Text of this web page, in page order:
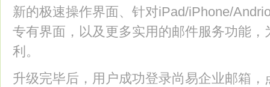
新的极速操作界面、针对iPad/iPhone/
专有界面，以及更多实用的邮件服务功能
利。
升级完毕后，用户成功登录尚易企业邮箱，